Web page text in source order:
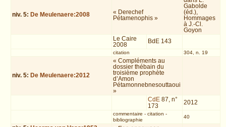
niv. 5: De Meulenaere:2008
« Derechef
Pétamenophis »
Gabolde
(éd.),
Hommages
à J.-Cl.
Goyon
Le Caire
2008
BdE 143
citation 304, n. 19
niv. 5: De Meulenaere:2012
« Compléments au
dossier thébain du
troisième prophète
d’Amon
Pétamonnebnesouttaoui
»
CdE 87, n°
173
2012
commentaire - citation -
bibliographie
40